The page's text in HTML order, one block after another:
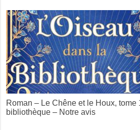
Roman – Le Chêne et le Houx, tome
bibliothèque – Notre avis